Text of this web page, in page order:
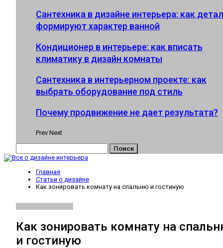
Сантехника в дизайне интерьера: как
формируют характер ванной
Кондиционер в интерьере: как вписать
климатику в дизайн комнаты
Сантехника в интерьерном проекте: как
выбрать оборудование под стиль
Почему продвижение не дает результата?
Prev Next
Главная
Статьи о дизайне
Как зонировать комнату на спальню и гостиную
Как зонировать комнату на
и гостиную